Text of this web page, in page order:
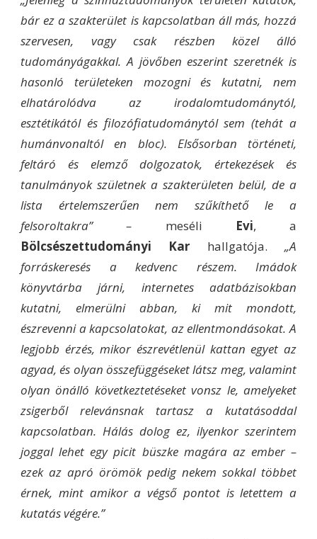
bár ez a szakterület is kapcsolatban áll más, hozzá
szervesen, vagy csak részben közel álló
tudományágakkal. A jövőben eszerint szeretnék is
hasonló területeken mozogni és kutatni, nem
elhatárolódva az irodalomtudománytól,
esztétikától és filozófiatudománytól sem (tehát a
humánvonaltól en bloc).
Elsősorban történeti,
feltáró és elemző dolgozatok, értekezések és
tanulmányok születnek a szakterületen belül, de a
lista értelemszerűen nem szűkíthető le a
felsoroltakra” – meséli Evi, a
Bölcsészettudományi Kar hallgatója. „A
forráskeresés a kedvenc részem. Imádok
könyvtárba járni, internetes adatbázisokban
kutatni, elmerülni abban, ki mit mondott,
észrevenni a kapcsolatokat, az ellentmondásokat. A
legjobb érzés, mikor észrevétlenül kattan egyet az
agyad, és olyan összefüggéseket látsz meg, valamint
olyan önálló következtetéseket vonsz le, amelyeket
zsigerből relevánsnak tartasz a kutatásoddal
kapcsolatban. Hálás dolog ez, ilyenkor szerintem
joggal lehet egy picit büszke magára az ember –
ezek az apró örömök pedig nekem sokkal többet
érnek, mint amikor a végső pontot is letettem a
kutatás végére.”